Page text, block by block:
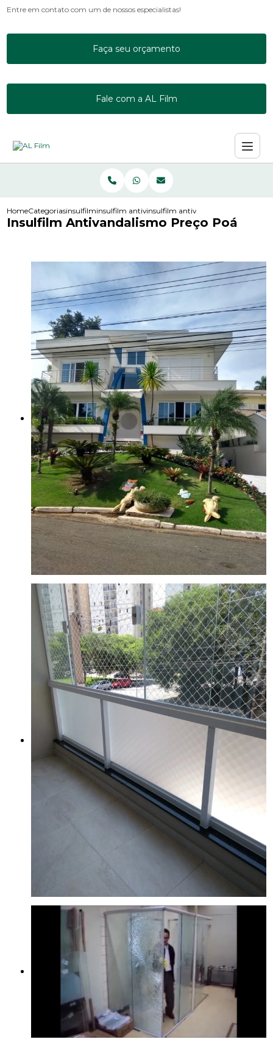
Entre em contato com um de nossos especialistas!
Faça seu orçamento
Fale com a AL Film
HomeCategoriasinsulfilminsulfilm antivandalismoinsulfilm antivandalismo preco poa
Insulfilm Antivandalismo Preço Poá